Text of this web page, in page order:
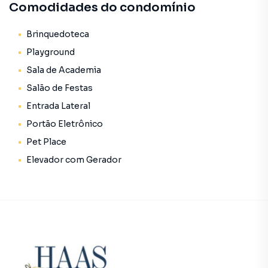
- Lavabo, garantindo a conveniência de seus convidados.
do passado.
- Lavanderia, tornando as tarefas domésticas mais fáceis e
eficientes.
- Um Home Office para atender às necessidades de
No piso superior, você descobrirá:
- Um quarto adicional, expandindo suas opções de
- Outro banheiro social, para maior comodidade.
relaxante ou uma piscina particular, onde você poderá
relaxar e apreciar as vistas deslumbrantes da cidade.
Comodidades do condomínio
Brinquedoteca
Playground
Sala de Academia
Salão de Festas
Entrada Lateral
Portão Eletrônico
Pet Place
Elevador com Gerador